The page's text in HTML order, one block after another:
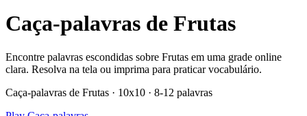
Caça-palavras de Frutas
Encontre palavras escondidas sobre Frutas em uma grade online
clara. Resolva na tela ou imprima para praticar vocabulário.
Caça-palavras de Frutas · 10x10 · 8-12 palavras